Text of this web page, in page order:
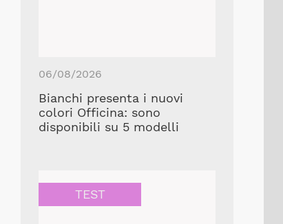
06/08/2026
Bianchi presenta i nuovi
colori Officina: sono
disponibili su 5 modelli
TEST